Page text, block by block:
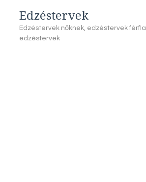
Edzéstervek
Edzéstervek nőknek, edzéstervek
edzéstervek